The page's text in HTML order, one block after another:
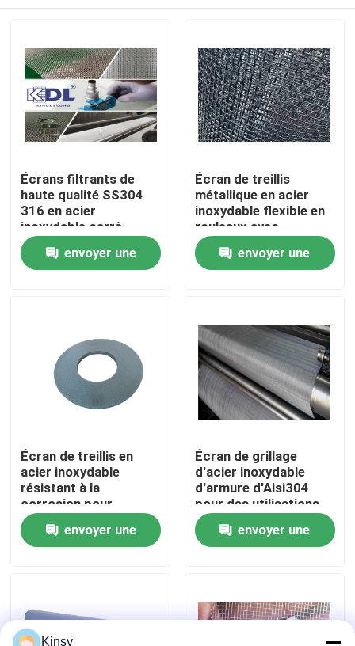
À la maison
Produits
À propos de nous
Visite de l'usine
Nous contacter
Nouvelles
Fil tissé Mesh Screen
Écrans filtrants de
haute qualité SS304
316 en acier
inoxydable carré
métallique tissé
envoyer une
Écran de treillis
métallique en acier
inoxydable flexible en
rouleaux avec
différents types de
tissus pour une
utilisation de filtrage
envoyer une
Écran de treillis en
acier inoxydable
résistant à la
corrosion pour
emballage chimique
envoyer une
Écran de grillage
d'acier inoxydable
d'armure d'Aisi304
pour des utilisations
industrielles
envoyer une
Kinsy